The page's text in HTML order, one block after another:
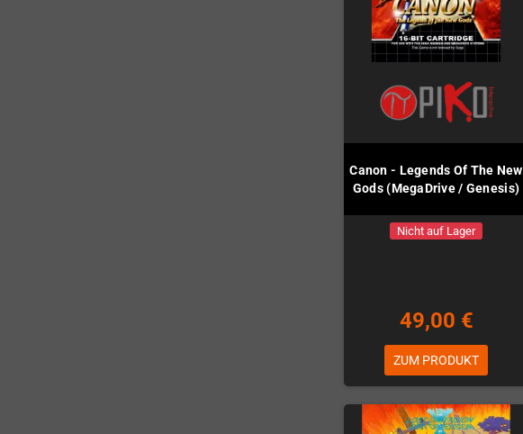
Canon - Legends Of The New
Gods (MegaDrive / Genesis)
Nicht auf Lager
49,00 €
ZUM PRODUKT